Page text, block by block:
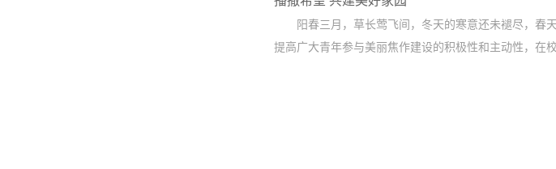
阳春三月，草长莺飞间，冬天的寒意还未褪尽，春
提高广大青年参与美丽焦作建设的积极性和主动性，在